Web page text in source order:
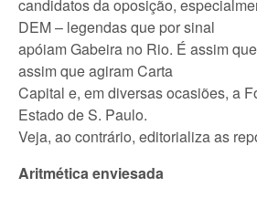
candidatos da oposição,
DEM – legendas que por sinal
apóiam Gabeira no Rio. É assim
assim que agiram Carta
Capital e, em diversas ocasiões, a
Estado de S. Paulo.
Veja, ao contrário, editorializa as
Aritmética enviesada